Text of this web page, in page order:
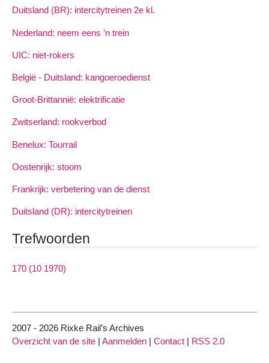
Duitsland (BR): intercitytreinen 2e kl.
Nederland: neem eens ’n trein
UIC: niet-rokers
België - Duitsland: kangoeroedienst
Groot-Brittannië: elektrificatie
Zwitserland: rookverbod
Benelux: Tourrail
Oostenrijk: stoom
Frankrijk: verbetering van de dienst
Duitsland (DR): intercitytreinen
Trefwoorden
170 (10 1970)
2007 - 2026 Rixke Rail’s Archives
Overzicht van de site | Aanmelden | Contact | RSS 2.0